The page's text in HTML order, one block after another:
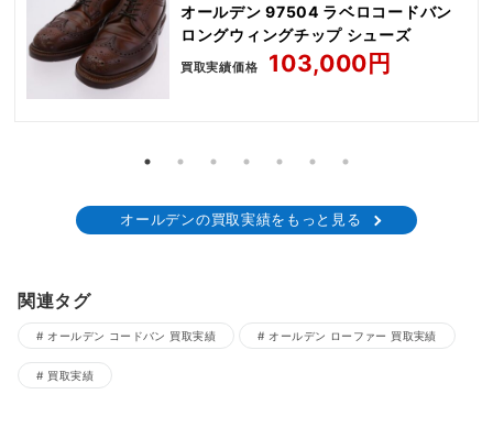
オールデン 97504 ラベロコードバン
ロングウィングチップ シューズ
買取実績価格 103,000円
オールデンの買取実績をもっと見る
関連タグ
オールデン コードバン 買取実績 オールデン ローファー 買取実績
買取実績